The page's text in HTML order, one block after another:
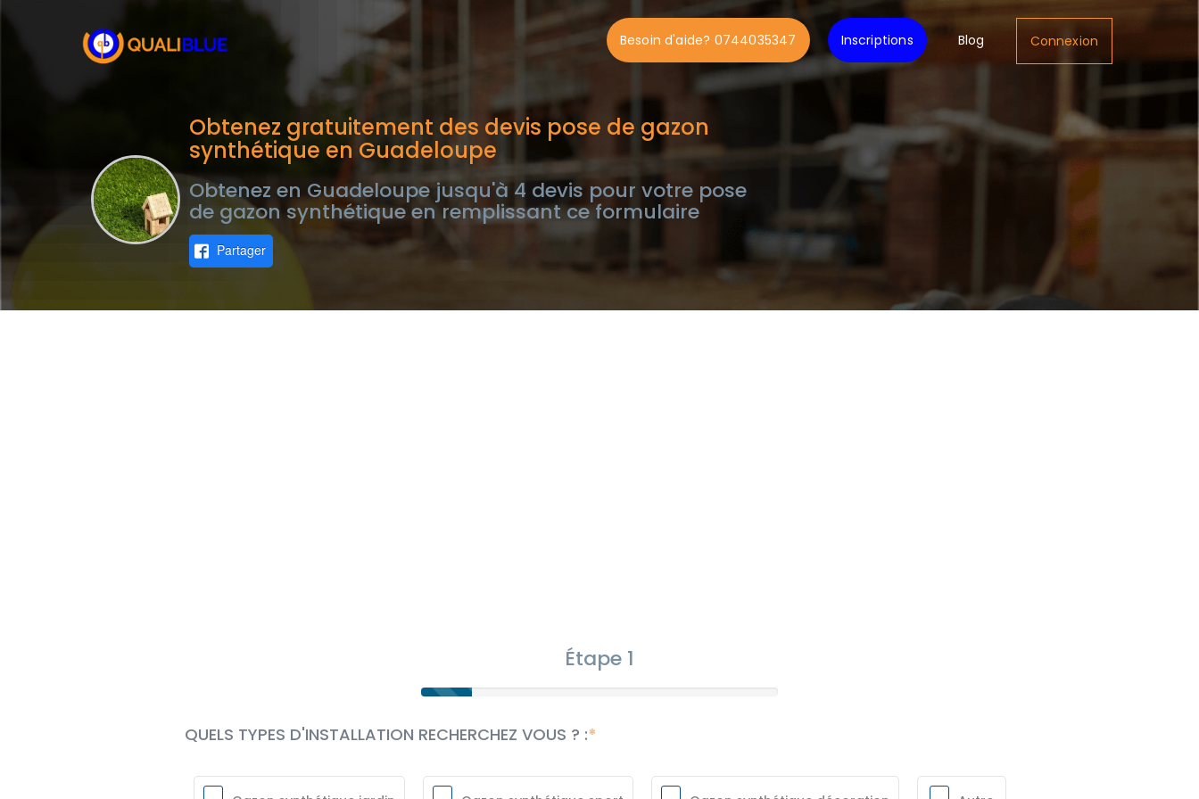
Besoin d'aide? 0744035347 Inscriptions Blog Connexion
Obtenez gratuitement des devis pose de gazon
synthétique en Guadeloupe
Obtenez en Guadeloupe jusqu'à 4 devis pour votre pose
de gazon synthétique en remplissant ce formulaire
Partager
Étape 1
QUELS TYPES D'INSTALLATION RECHERCHEZ VOUS ? :